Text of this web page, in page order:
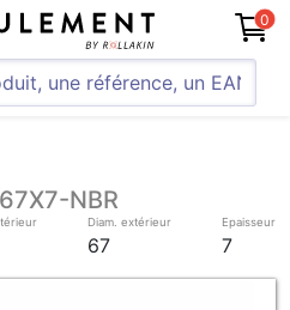
0
NBR
Diam. extérieur
67
Epaisseur
7